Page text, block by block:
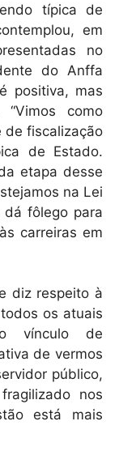
típica de
em
no
do Anffa
positiva, mas
como
de fiscalização
de Estado.
etapa desse
na Lei
dá fôlego para
carreiras em
diz respeito à
os atuais
vínculo de
de vermos
público,
nos
está mais